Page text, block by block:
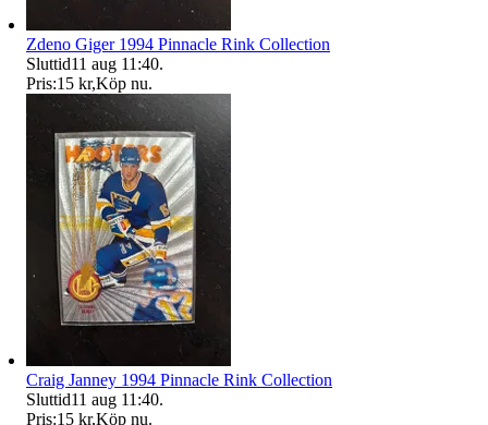
Zdeno Giger 1994 Pinnacle Rink Collection
Sluttid11 aug 11:40.
Pris:15 kr,Köp nu.
Craig Janney 1994 Pinnacle Rink Collection
Sluttid11 aug 11:40.
Pris:15 kr,Köp nu.